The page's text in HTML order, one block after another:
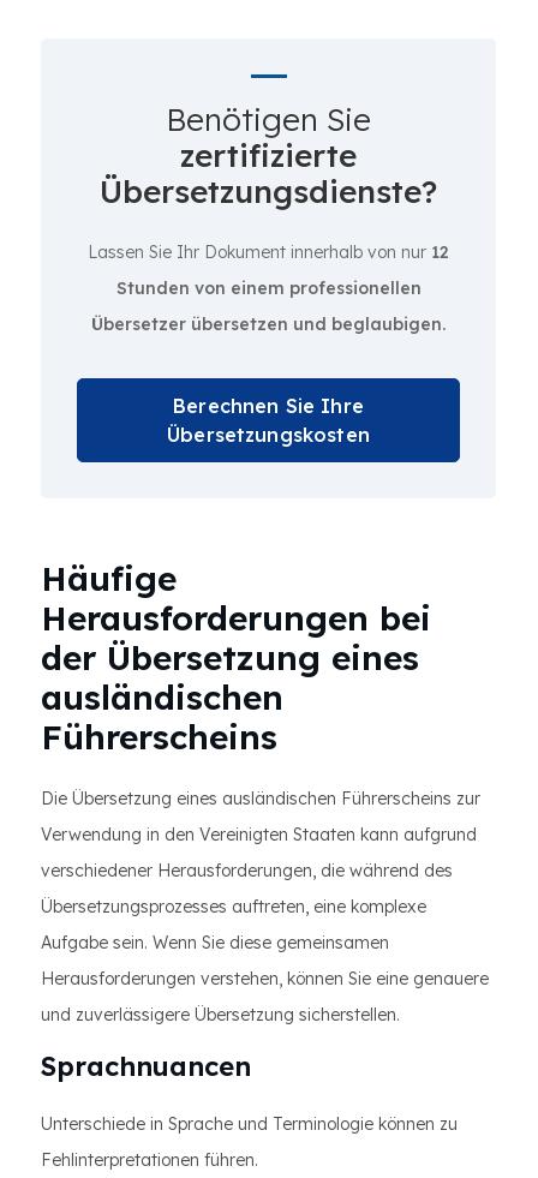
Benötigen Sie
zertifizierte
Übersetzungsdienste?
Lassen Sie Ihr Dokument innerhalb von nur 12
Stunden von einem professionellen
Übersetzer übersetzen und beglaubigen.
Berechnen Sie Ihre
Übersetzungskosten
Häufige
Herausforderungen bei
der Übersetzung eines
ausländischen
Führerscheins
Die Übersetzung eines ausländischen Führerscheins zur
Verwendung in den Vereinigten Staaten kann aufgrund
verschiedener Herausforderungen, die während des
Übersetzungsprozesses auftreten, eine komplexe
Aufgabe sein. Wenn Sie diese gemeinsamen
Herausforderungen verstehen, können Sie eine genauere
und zuverlässigere Übersetzung sicherstellen.
Sprachnuancen
Unterschiede in Sprache und Terminologie können zu
Fehlinterpretationen führen.